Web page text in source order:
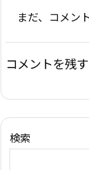
まだ、コメン
コメントを残
検索